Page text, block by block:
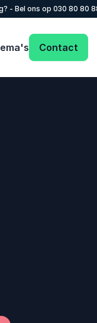
- Bel ons op 030 80 80
Contact